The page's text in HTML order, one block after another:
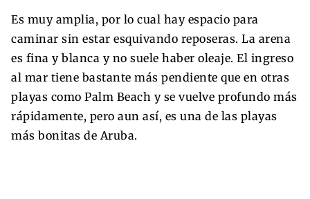
Es muy amplia, por lo cual hay espacio para
caminar sin estar esquivando reposeras. La arena
es fina y blanca y no suele haber oleaje. El ingreso
al mar tiene bastante más pendiente que en otras
playas como Palm Beach y se vuelve profundo más
rápidamente, pero aun así, es una de las playas
más bonitas de Aruba.